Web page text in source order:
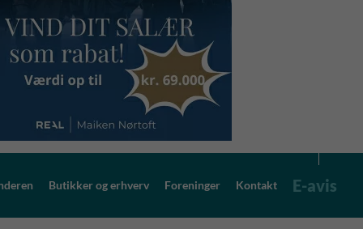
Butikker og erhverv Foreninger Kontakt E-avis